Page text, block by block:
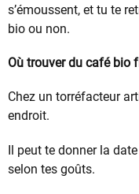
s’émoussent, et tu te
bio ou non.
Où trouver du café bio
Chez un torréfacteur
endroit.
Il peut te donner la
selon tes goûts.